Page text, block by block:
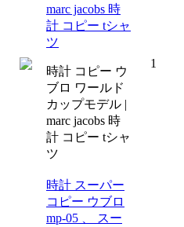
marc jacobs 時
計 コピー tシャ
ツ
時計 コピー ウ
ブロ ワールド
カップモデル |
marc jacobs 時
計 コピー tシャ
ツ
1
時計 スーパー
コピー ウブロ
mp-05 、 スー